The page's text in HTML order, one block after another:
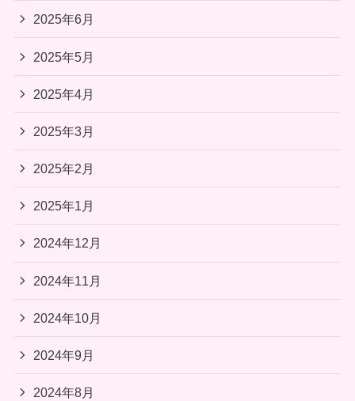
2025年6月
2025年5月
2025年4月
2025年3月
2025年2月
2025年1月
2024年12月
2024年11月
2024年10月
2024年9月
2024年8月